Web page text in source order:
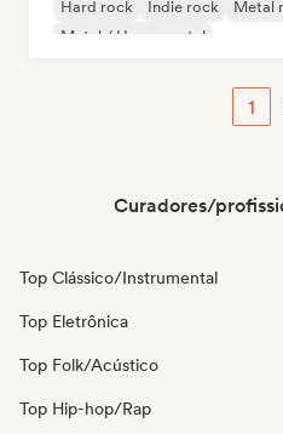
Hard rock Indie rock
Metal
Metal / Heavy metal
1
Curadores/
Top Clássico/Instrumental
Top Eletrônica
Top Folk/Acústico
Top Hip-hop/Rap